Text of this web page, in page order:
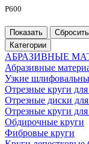
P600
Категории
АБРАЗИВНЫЕ
Абразивные
Узкие
Отрезные круги
Отрезные диски для
Отрезные круги
Обдирочные круги
Фибровые круги